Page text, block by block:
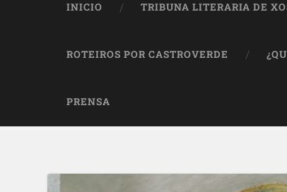
INICIO TRIBUNA LITERARIA DE
ROTEIROS POR CASTROVERDE
PRENSA